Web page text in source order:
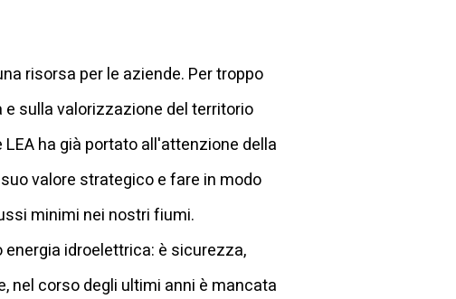
risorsa per le aziende. Per troppo
sulla valorizzazione del territorio
ha già portato all'attenzione della
valore strategico e fare in modo
minimi nei nostri fiumi.
idroelettrica: è sicurezza,
nel corso degli ultimi anni è mancata